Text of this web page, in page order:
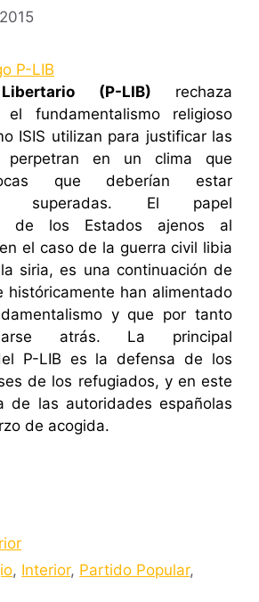
(P-LIB) rechaza
el fundamentalismo religioso
ISIS utilizan para justificar las
perpetran en un clima que
que deberían estar
superadas. El papel
de los Estados ajenos al
el caso de la guerra civil libia
siria, es una continuación de
históricamente han alimentado
y que por tanto
atrás. La principal
P-LIB es la defensa de los
de los refugiados, y en este
de las autoridades españolas
de acogida.
, Interior, Partido Popular,